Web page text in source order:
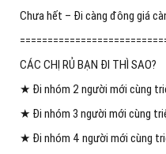
Chưa hết – Đi càng đông giá
CÁC CHỊ RỦ BẠN ĐI THÌ SAO?
★ Đi nhóm 2 người mới cùng
★ Đi nhóm 3 người mới cùng
★ Đi nhóm 4 người mới cùng